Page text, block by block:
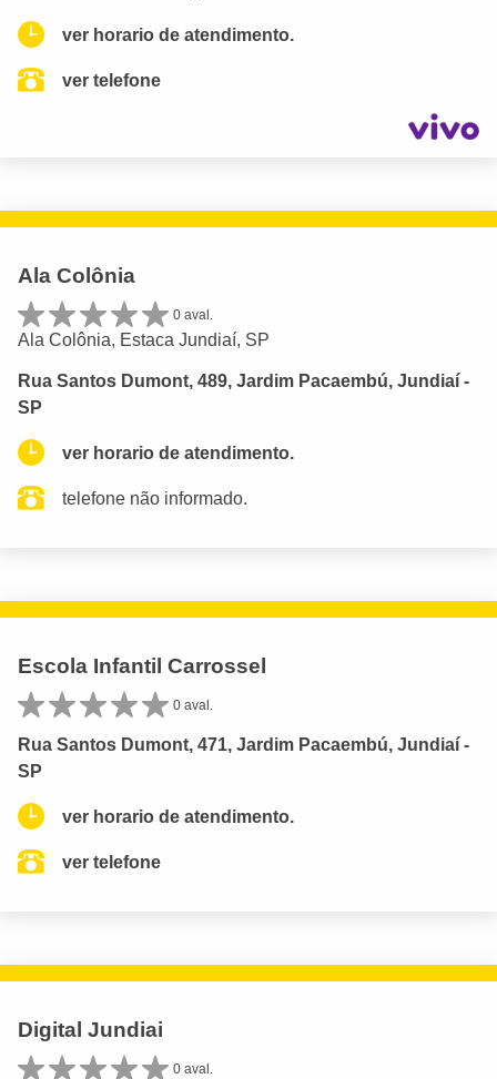
ver horario de atendimento.
ver telefone
Ala Colônia
0 aval.
Ala Colônia, Estaca Jundiaí, SP
Rua Santos Dumont, 489, Jardim Pacaembú, Jundiaí -
SP
ver horario de atendimento.
telefone não informado.
Escola Infantil Carrossel
0 aval.
Rua Santos Dumont, 471, Jardim Pacaembú, Jundiaí -
SP
ver horario de atendimento.
ver telefone
Digital Jundiai
0 aval.